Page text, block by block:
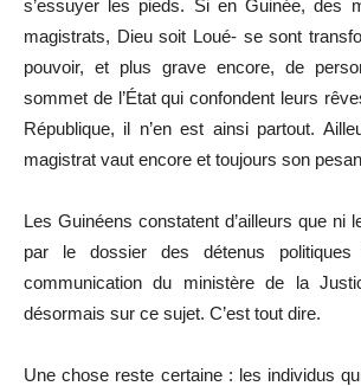
s’essuyer les pieds. Si en Guinée, des
magistrats, Dieu soit Loué- se sont
pouvoir, et plus grave encore, de
sommet de l’État qui confondent leurs
République, il n’en est ainsi partout.
magistrat vaut encore et toujours son
Les Guinéens constatent d’ailleurs que ni
par le dossier des détenus
communication du ministère de la
désormais sur ce sujet. C’est tout dire.
Une chose reste certaine : les individus